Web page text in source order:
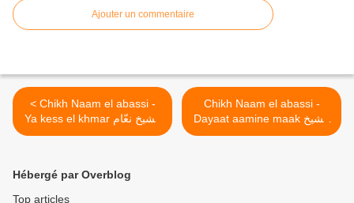
Ajouter un commentaire
< Chikh Naam el abassi -
Ya kess el khmar الشيخ نعّام
العباسي ـ يا كاس الخمر
Chikh Naam el abassi -
Dayaat aamine maak الشيخ
نعّام العباسي ـ ضيعت عامين
Hébergé par Overblog
Top articles